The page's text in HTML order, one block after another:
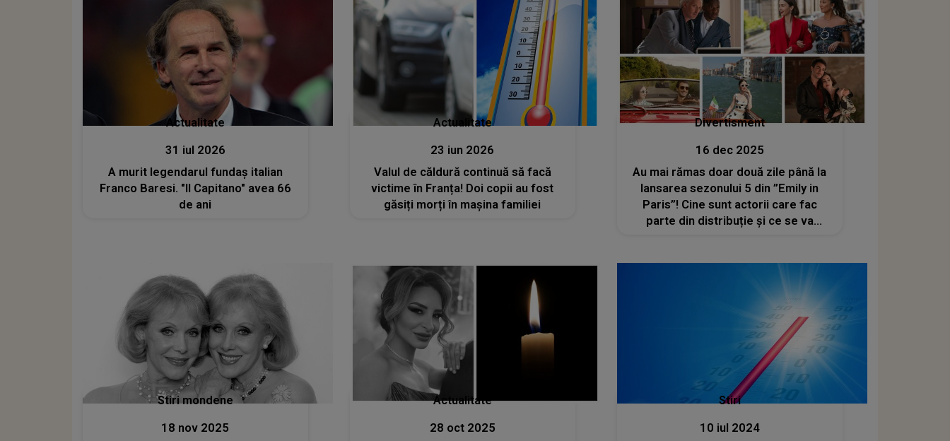
Actualitate
31 iul 2026
A murit legendarul fundaş italian
Franco Baresi. "Il Capitano" avea 66
de ani
Actualitate
23 iun 2026
Valul de căldură continuă să facă
victime în Franța! Doi copii au fost
găsiți morți în mașina familiei
Divertisment
16 dec 2025
Au mai rămas doar două zile până la
lansarea sezonului 5 din ”Emily in
Paris”! Cine sunt actorii care fac
parte din distribuție și ce se va
Stiri mondene
18 nov 2025
Actualitate
28 oct 2025
Stiri
10 iul 2024